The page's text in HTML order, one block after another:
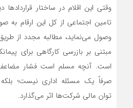
وقتی این اقلام در ساختار
تامین اجتماعی از کل این ارقام
وصول می‌نماید، مطالبه مجدد از
مبتنی بر بازرسی کارگاهی برای
است. آنچه مسلم است فشار مضاعف
صرفاً یک مسئله اداری نیست؛
توان مالی شرکت‌ها اثر می‌گذارد.